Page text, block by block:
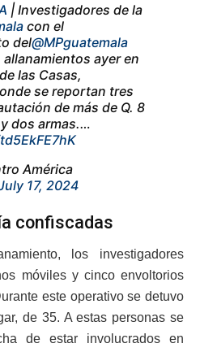
| Investigadores de la
con el
del@MPguatemala
ayer en
las Casas,
se reportan tres
de más de Q. 8
dos armas.…
América
17, 2024
confiscadas
los investigadores
móviles y cinco envoltorios
este operativo se detuvo
de 35. A estas personas se
de estar involucrados en